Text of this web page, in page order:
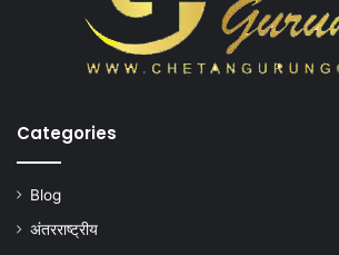
Categories
Blog
अंतरराष्ट्रीय